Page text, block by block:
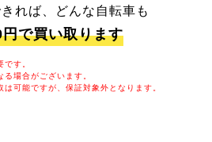
れば、どんな自転車も
で買い取ります
す。
場合がございます。
可能ですが、保証対象外となります。